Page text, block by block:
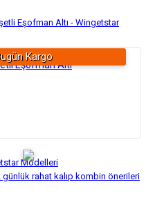
Kargo
Eşofman Altı